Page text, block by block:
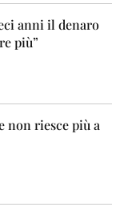
anni il denaro
più”
non riesce più a